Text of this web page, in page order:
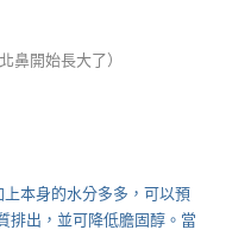
鼻開始長大了）
本身的水分多多，可以預
排出，並可降低膽固醇。當